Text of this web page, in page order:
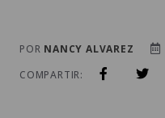
POR NANCY ALVAREZ
COMPARTIR: